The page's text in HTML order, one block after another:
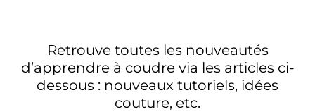
Retrouve toutes les nouveautés
d’apprendre à coudre via les articles ci-
dessous : nouveaux tutoriels, idées
couture, etc.